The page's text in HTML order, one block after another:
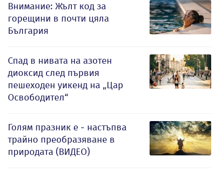
Внимание: Жълт код за
горещини в почти цяла
България
Спад в нивата на азотен
диоксид след първия
пешеходен уикенд на „Цар
Освободител“
Голям празник е - настъпва
трайно преобразяване в
природата (ВИДЕО)